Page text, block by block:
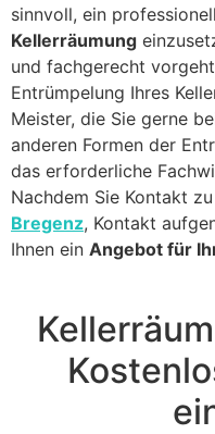
sinnvoll, ein
Kellerräumung
und fachgerecht
Entrümpelung Ihres
Meister, die Sie gerne
anderen Formen der
das erforderliche
Nachdem Sie Kontakt
Bregenz, Kontakt
Ihnen ein Angebot für